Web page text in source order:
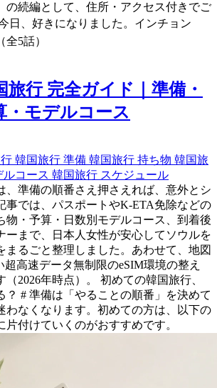
の続編として、住所・アクセス付きでご
日、好きになりました。インチョン
5話）
旅行 完全ガイド｜準備・
・モデルコース
韓国旅行 準備 韓国旅行 持ち物 韓国旅
ルコース 韓国旅行 スケジュール
、準備の順番さえ押さえれば、意外とシ
事では、パスポートやK-ETA免除などの
物・予算・日数別モデルコース、到着後
ーまで、日本人女性が安心してソウルを
まるごと整理しました。あわせて、地図
超高速データ無制限のeSIM環境の整え
2026年時点）。 初めての韓国旅行、
？ # 準備は「やることの順番」を決めて
わなくなります。初めての方は、以下の
付けていくのがおすすめです。